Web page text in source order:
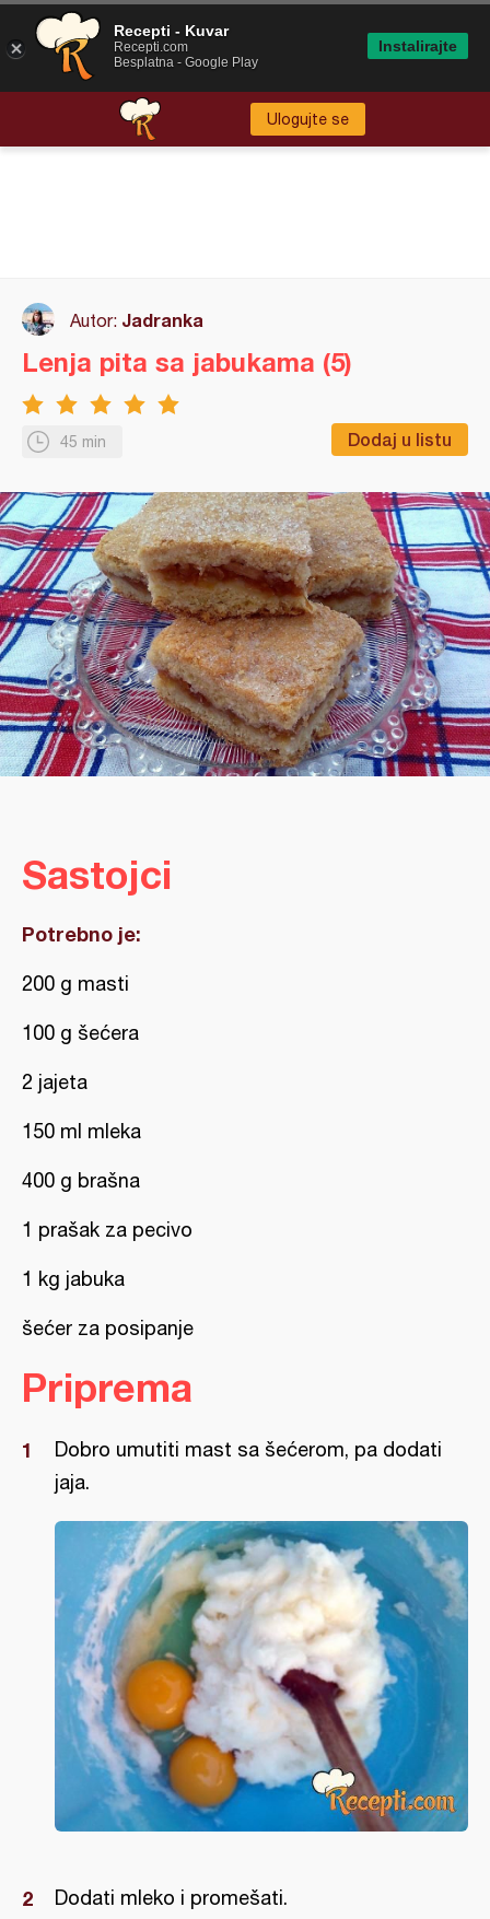
Ulogujte se
Autor: Jadranka
45 min Dodaj u listu
Lenja pita sa jabukama (5)
Sastojci
Potrebno je:
200 g masti
100 g šećera
2 jajeta
150 ml mleka
400 g brašna
1 prašak za pecivo
1 kg jabuka
šećer za posipanje
Priprema
Dobro umutiti mast sa šećerom, pa dodati
jaja.
Dodati mleko i promešati.
Recepti - Kuvar
Recepti.com
Besplatna - Google Play
Instalirajte